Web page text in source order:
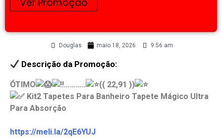
Douglas maio 18, 2026 9:56 am
Descrição da Promoção:
ÓTIMO ………..
(( 22,91 ))
Kit2 Tapetes Para Banheiro Tapete Mágico Ultra
Para Absorção
https://meli.la/2qE6YUJ